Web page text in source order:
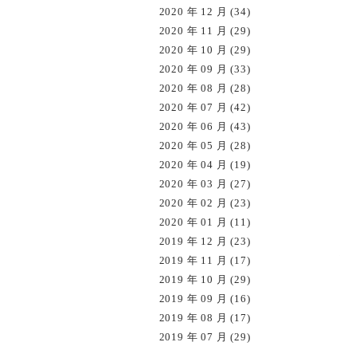
2020 年 12 月 (34)
2020 年 11 月 (29)
2020 年 10 月 (29)
2020 年 09 月 (33)
2020 年 08 月 (28)
2020 年 07 月 (42)
2020 年 06 月 (43)
2020 年 05 月 (28)
2020 年 04 月 (19)
2020 年 03 月 (27)
2020 年 02 月 (23)
2020 年 01 月 (11)
2019 年 12 月 (23)
2019 年 11 月 (17)
2019 年 10 月 (29)
2019 年 09 月 (16)
2019 年 08 月 (17)
2019 年 07 月 (29)